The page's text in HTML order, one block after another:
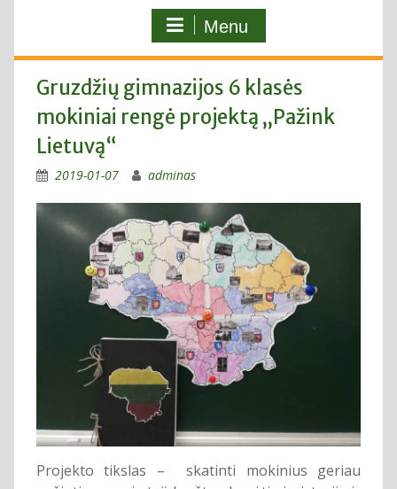
Menu
Gruzdžių gimnazijos 6 klasės
mokiniai rengė projektą „Pažink
Lietuvą“
2019-01-07 adminas
Projekto tikslas – skatinti mokinius geriau